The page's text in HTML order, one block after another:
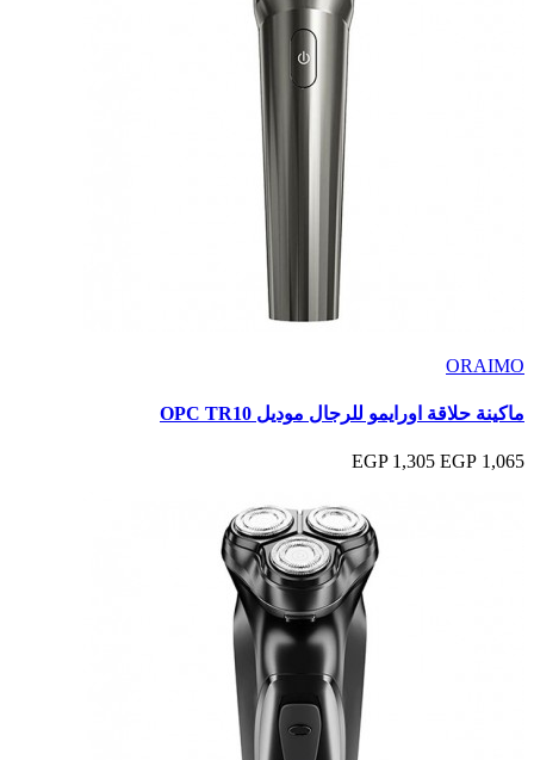
ORAIMO
ماكينة حلاقة اورايمو للرجال موديل OPC TR10
1,065 EGP
1,305 EGP